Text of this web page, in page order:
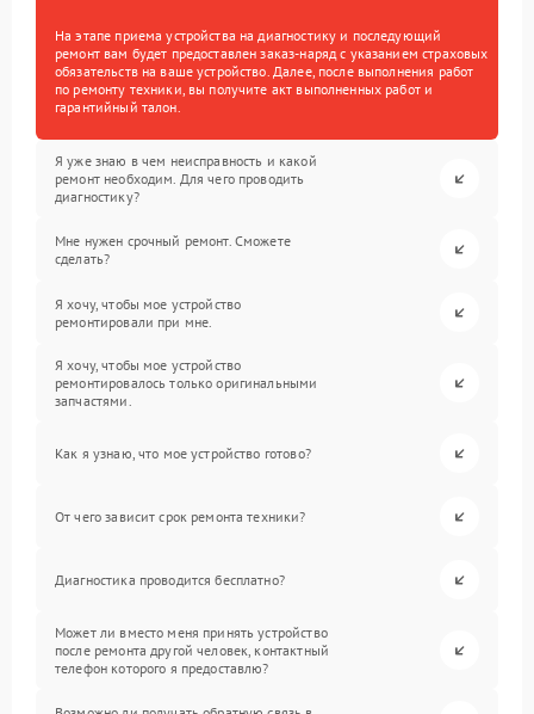
На этапе приема устройства на диагностику и последующий
ремонт вам будет предоставлен заказ-наряд с указанием страховых
обязательств на ваше устройство. Далее, после выполнения работ
по ремонту техники, вы получите акт выполненных работ и
гарантийный талон.
Я уже знаю в чем неисправность и какой
ремонт необходим. Для чего проводить
диагностику?
Мне нужен срочный ремонт. Сможете
сделать?
Я хочу, чтобы мое устройство
ремонтировали при мне.
Я хочу, чтобы мое устройство
ремонтировалось только оригинальными
запчастями.
Как я узнаю, что мое устройство готово?
От чего зависит срок ремонта техники?
Диагностика проводится бесплатно?
Может ли вместо меня принять устройство
после ремонта другой человек, контактный
телефон которого я предоставлю?